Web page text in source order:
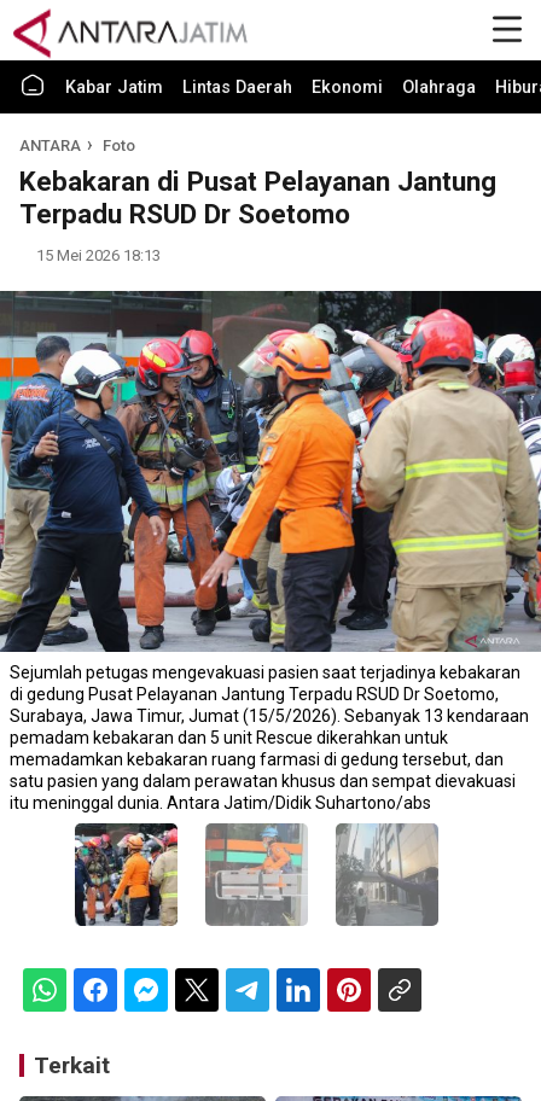
Kabar Jatim Lintas Daerah Ekonomi Olahraga
ANTARA Foto
Kebakaran di Pusat Pelayanan Jantung
Terpadu RSUD Dr Soetomo
15 Mei 2026 18:13
Sejumlah petugas mengevakuasi pasien saat terjadinya kebakaran
di gedung Pusat Pelayanan Jantung Terpadu RSUD Dr Soetomo,
Surabaya, Jawa Timur, Jumat (15/5/2026). Sebanyak 13 kendaraan
pemadam kebakaran dan 5 unit Rescue dikerahkan untuk
memadamkan kebakaran ruang farmasi di gedung tersebut, dan
satu pasien yang dalam perawatan khusus dan sempat dievakuasi
itu meninggal dunia. Antara Jatim/Didik Suhartono/abs
Terkait